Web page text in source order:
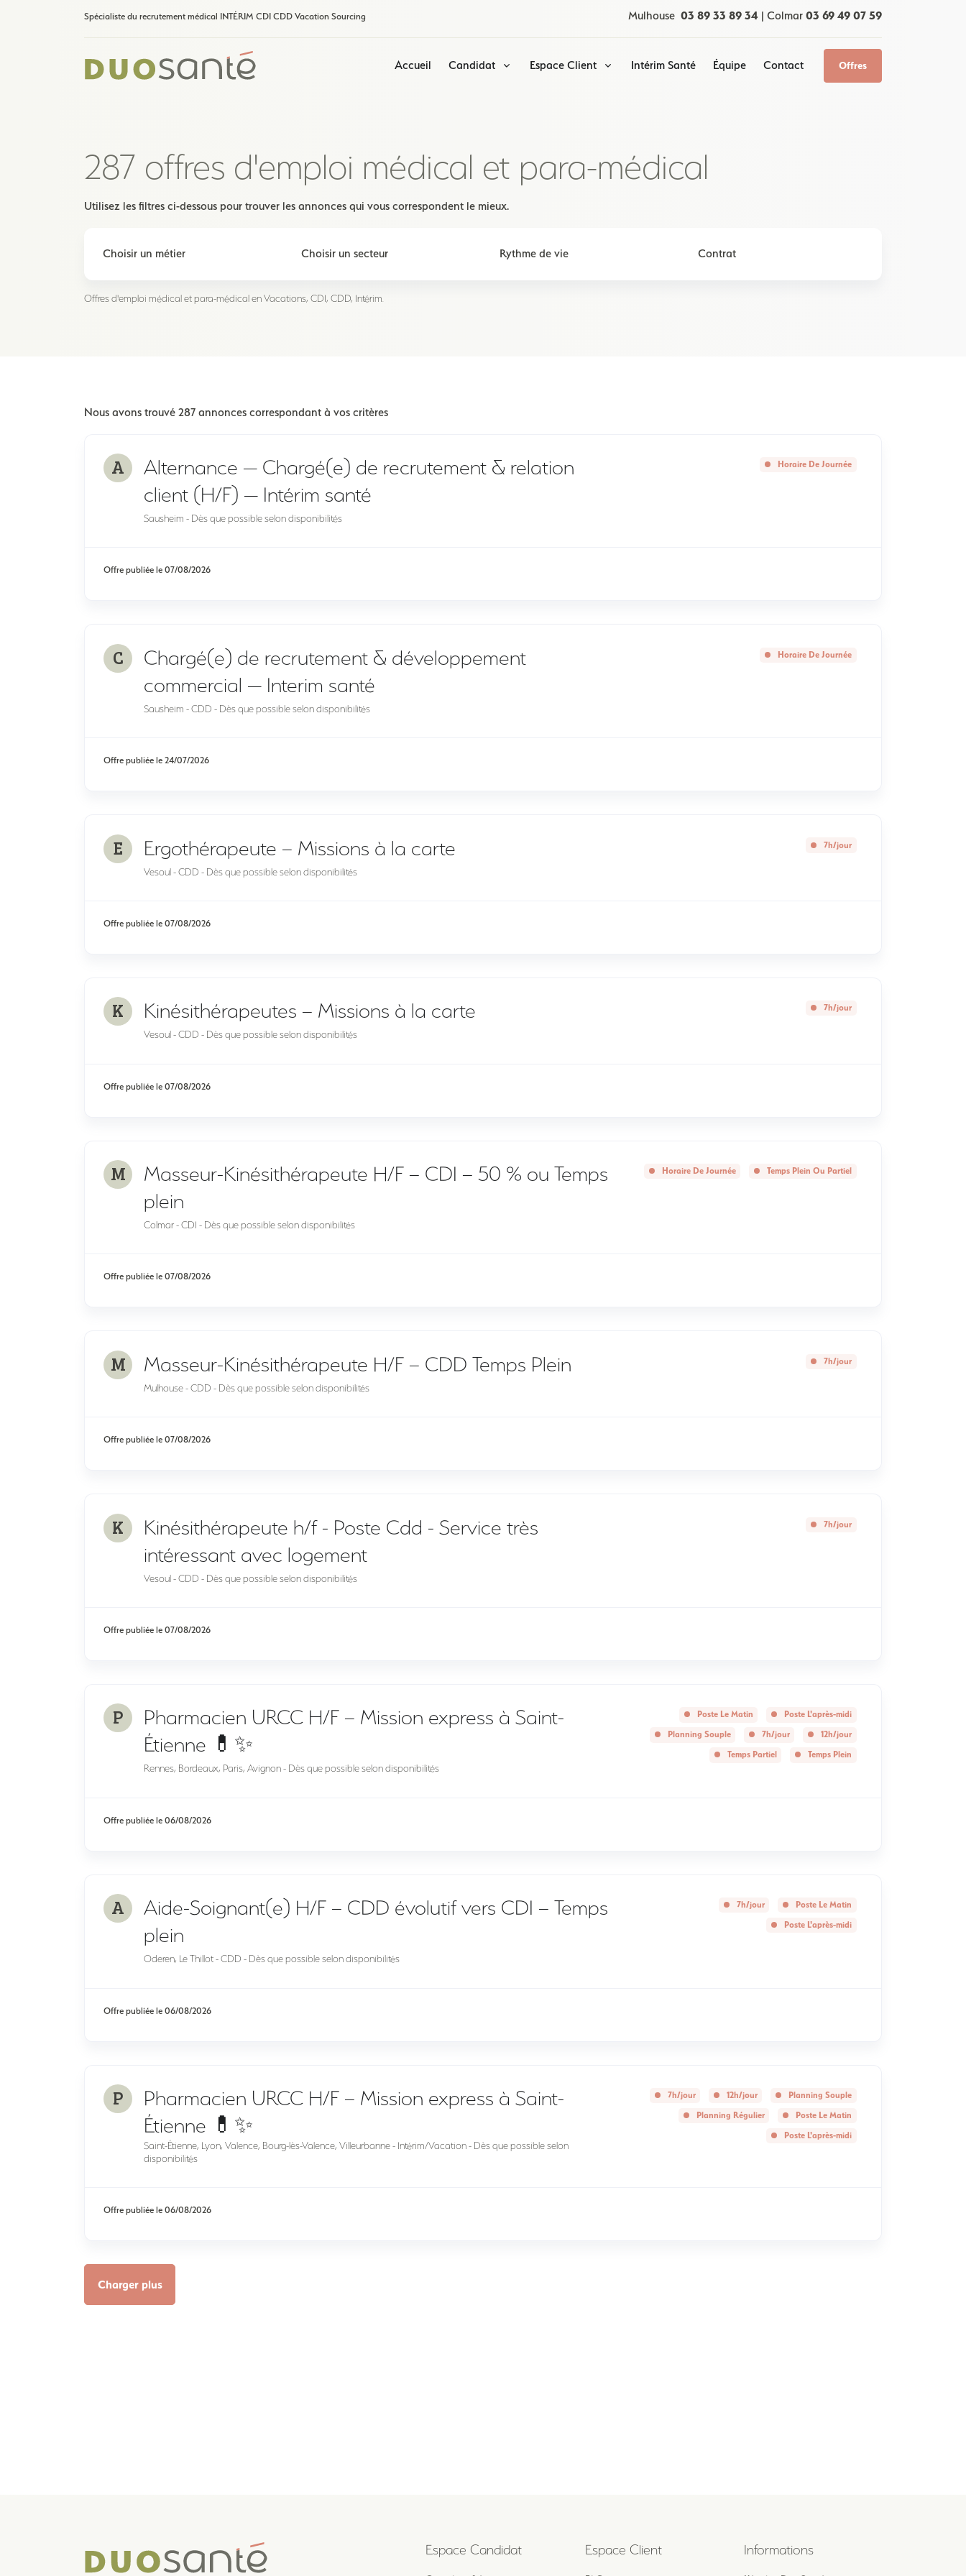
Spécialiste du recrutement médical INTÉRIM CDI CDD Vacation Sourcing Mulhouse 03 89 33 89 34 | Colmar 03 69 49 07 59
Accueil Candidat Espace Client Intérim Santé Équipe Contact Offres
287 offres d'emploi médical et para-médical
Utilisez les filtres ci-dessous pour trouver les annonces qui vous correspondent le mieux.
Offres d'emploi médical et para-médical en Vacations, CDI, CDD, Intérim.
Nous avons trouvé 287 annonces correspondant à vos critères
A
Alternance — Chargé(e) de recrutement & relation
client (H/F) — Intérim santé
Sausheim - Dès que possible selon disponibilités
Horaire De Journée
Offre publiée le07/08/2026
C
Chargé(e) de recrutement & développement
commercial — Interim santé
Sausheim - CDD - Dès que possible selon disponibilités
Horaire De Journée
Offre publiée le24/07/2026
E Ergothérapeute – Missions à la carte
Vesoul - CDD - Dès que possible selon disponibilités
7h/jour
Offre publiée le07/08/2026
K Kinésithérapeutes – Missions à la carte
Vesoul - CDD - Dès que possible selon disponibilités
7h/jour
Offre publiée le07/08/2026
M
Masseur-Kinésithérapeute H/F – CDI – 50 % ou Temps
plein
Colmar - CDI - Dès que possible selon disponibilités
Horaire De Journée Temps Plein Ou Partiel
Offre publiée le07/08/2026
M Masseur-Kinésithérapeute H/F – CDD Temps Plein
Mulhouse - CDD - Dès que possible selon disponibilités
7h/jour
Offre publiée le07/08/2026
K
Kinésithérapeute h/f - Poste Cdd - Service très
intéressant avec logement
Vesoul - CDD - Dès que possible selon disponibilités
7h/jour
Offre publiée le07/08/2026
P
Pharmacien URCC H/F – Mission express à Saint-
Étienne 💊✨
Rennes, Bordeaux, Paris, Avignon - Dès que possible selon disponibilités
Poste Le Matin
Poste L'après-midi
Planning Souple
7h/jour
12h/jour
Temps Partiel
Temps Plein
Offre publiée le06/08/2026
A
Aide-Soignant(e) H/F – CDD évolutif vers CDI – Temps
plein
Oderen, Le Thillot - CDD - Dès que possible selon disponibilités
7h/jour
Poste Le Matin
Poste L'après-midi
Offre publiée le06/08/2026
P
Pharmacien URCC H/F – Mission express à Saint-
Étienne 💊✨
Saint-Étienne, Lyon, Valence, Bourg-lès-Valence, Villeurbanne - Intérim/Vacation - Dès que possible selon
disponibilités
7h/jour 12h/jour
Planning Souple
Planning Régulier
Poste Le Matin
Poste L'après-midi
Offre publiée le06/08/2026
Charger plus
Espace Candidat Espace Client Informations